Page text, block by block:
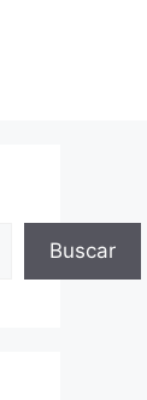
Buscar